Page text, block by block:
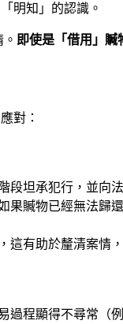
明知」的認識。
即使是「借用」
對：
段坦承犯行，並向
果贓物已經無法歸
這有助於釐清案情
過程顯得不尋常（